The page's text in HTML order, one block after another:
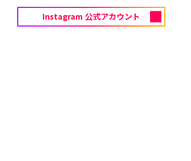
Instagram 公式アカウント